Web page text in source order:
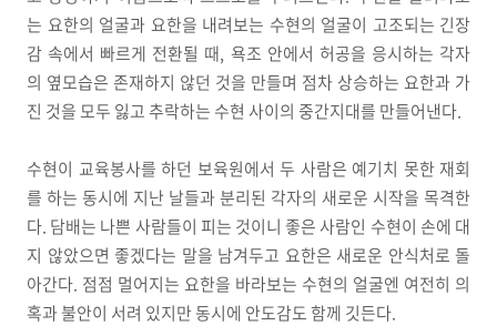
는 요한의 얼굴과 요한을 내려보는 수현의 얼굴이 고조되는 긴장
감 속에서 빠르게 전환될 때, 욕조 안에서 허공을 응시하는 각자
의 옆모습은 존재하지 않던 것을 만들며 점차 상승하는 요한과 가
진 것을 모두 잃고 추락하는 수현 사이의 중간지대를 만들어낸다.
수현이 교육봉사를 하던 보육원에서 두 사람은 예기치 못한 재회
를 하는 동시에 지난 날들과 분리된 각자의 새로운 시작을 목격한
다. 담배는 나쁜 사람들이 피는 것이니 좋은 사람인 수현이 손에 대
지 않았으면 좋겠다는 말을 남겨두고 요한은 새로운 안식처로 돌
아간다. 점점 멀어지는 요한을 바라보는 수현의 얼굴엔 여전히 의
혹과 불안이 서려 있지만 동시에 안도감도 함께 깃든다.